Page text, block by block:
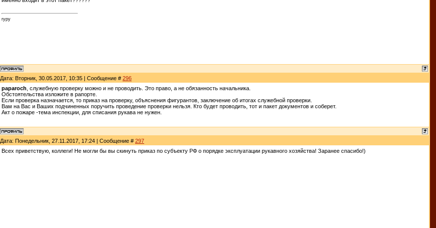
гуру
Дата: Вторник, 30.05.2017, 10:35 | Сообщение # 296
paparoch , служебную проверку можно и не проводить. Это право, а не обязанность начальника.
Обстоятельства изложите в рапорте.
Если проверка назначается, то приказ на проверку, объяснения фигурантов, заключение об итогах служебной проверки.
Вам на Вас и Ваших подчиненных поручить проведение проверки нельзя. Кто будет проводить, тот и пакет документов и соберет.
Акт о пожаре -тема инспекции, для списания рукава не нужен.
Дата: Понедельник, 27.11.2017, 17:24 | Сообщение # 297
Всех приветствую, коллеги! Не могли бы вы скинуть приказ по субъекту РФ о порядке эксплуатации рукавного хозяйства! Заранее спасибо!)